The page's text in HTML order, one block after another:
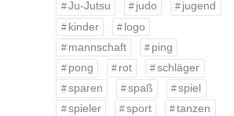
Ju-Jutsu
judo
jugend
kinder
logo
mannschaft
ping
pong
rot
schläger
sparen
spaß
spiel
spieler
sport
tanzen